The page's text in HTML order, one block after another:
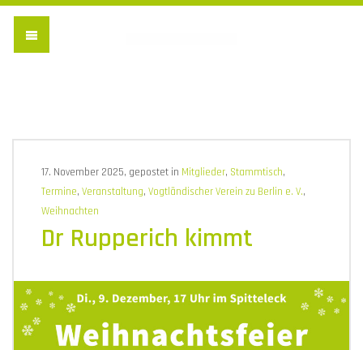
17. November 2025, gepostet in Mitglieder, Stammtisch,
Termine, Veranstaltung, Vogtländischer Verein zu Berlin e. V.,
Weihnachten
Dr Rupperich kimmt